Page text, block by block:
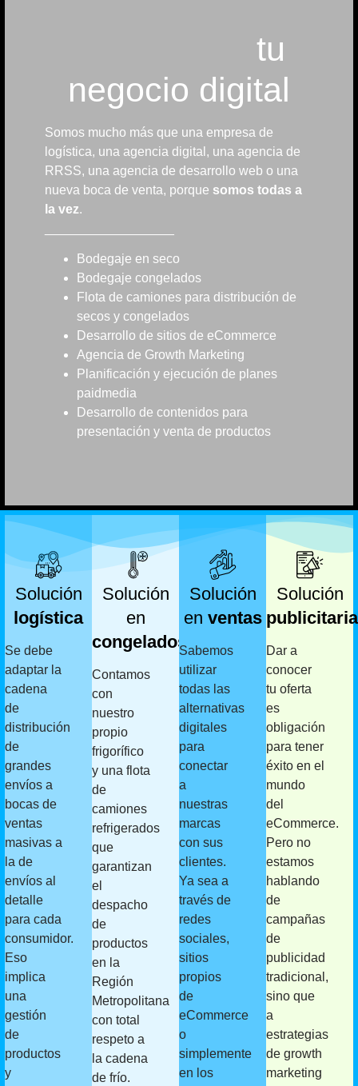
tu
negocio digital
Somos mucho más que una empresa de
logística, una agencia digital, una agencia de
RRSS, una agencia de desarrollo web o una
nueva boca de venta, porque somos todas a
la vez.
Bodegaje en seco
Bodegaje congelados
Flota de camiones para distribución de
secos y congelados
Desarrollo de sitios de eCommerce
Agencia de Growth Marketing
Planificación y ejecución de planes
paidmedia
Desarrollo de contenidos para
presentación y venta de productos
Solución
logística
Se debe
adaptar la
cadena
de
distribución
de
grandes
envíos a
bocas de
ventas
masivas a
la de
envíos al
detalle
para cada
consumidor.
Eso
implica
una
gestión
de
productos
y
Solución
en
congelados
Contamos
con
nuestro
propio
frigorífico
y una flota
de
camiones
refrigerados
que
garantizan
el
despacho
de
productos
en la
Región
Metropolitana
con total
respeto a
la cadena
de frío.
Solución
en ventas
Sabemos
utilizar
todas las
alternativas
digitales
para
conectar
a
nuestras
marcas
con sus
clientes.
Ya sea a
través de
redes
sociales,
sitios
propios
de
eCommerce
o
simplemente
en los
Solución
publicitaria
Dar a
conocer
tu oferta
es
obligación
para tener
éxito en el
mundo
del
eCommerce.
Pero no
estamos
hablando
de
campañas
de
publicidad
tradicional,
sino que
a
estrategias
de growth
marketing